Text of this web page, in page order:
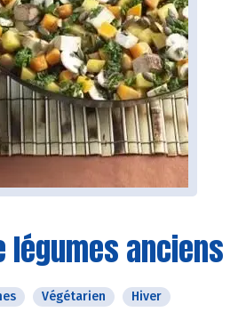
légumes anciens
Végétarien Hiver